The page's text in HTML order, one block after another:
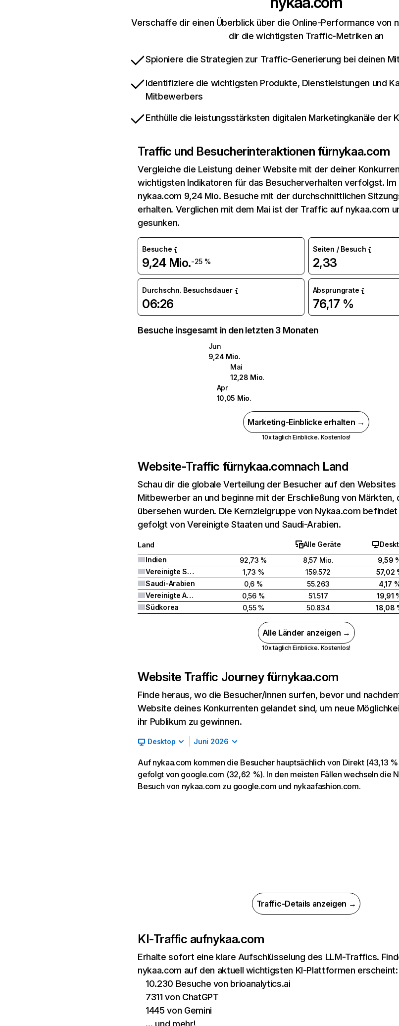
Verschaffe dir einen Überblick über die Online-Performance von
dir die wichtigsten Traffic-Metriken an
Spioniere die Strategien zur Traffic-Generierung bei deinen
Identifiziere die wichtigsten Produkte, Dienstleistungen und
Mitbewerbers
Enthülle die leistungsstärksten digitalen Marketingkanäle der
Traffic und Besucherinteraktionen fürnykaa.com
Vergleiche die Leistung deiner Website mit der deiner
wichtigsten Indikatoren für das Besucherverhalten verfolgst. Im
nykaa.com 9,24 Mio. Besuche mit der durchschnittlichen
erhalten. Verglichen mit dem Mai ist der Traffic auf nykaa.com
gesunken.
Besuche
9,24 Mio.-25 %
Seiten / Besuch
2,33
Durchschn. Besuchsdauer
06:26
Absprungrate
76,17 %
Besuche insgesamt in den letzten 3 Monaten
Jun
9,24 Mio.
Mai
12,28 Mio.
Apr
10,05 Mio.
Marketing-Einblicke erhalten →
10x täglich Einblicke. Kostenlos!
Website-Traffic fürnykaa.comnach Land
Schau dir die globale Verteilung der Besucher auf den Websites
Mitbewerber an und beginne mit der Erschließung von Märkten,
übersehen wurden. Die Kernzielgruppe von Nykaa.com befindet
gefolgt von Vereinigte Staaten und Saudi-Arabien.
Land Alle Geräte
Indien
92,73 % 8,57 Mio.
9,59
Vereinigte Staaten
1,73 % 159.572
57,02
Saudi-Arabien
0,6 % 55.263
4,17
Vereinigte Arabische Emirate
0,56 % 51.517
19,91
Südkorea
0,55 % 50.834 18,08
Alle Länder anzeigen →
10x täglich Einblicke. Kostenlos!
Website Traffic Journey fürnykaa.com
Finde heraus, wo die Besucher/innen surfen, bevor und
Website deines Konkurrenten gelandet sind, um neue
ihr Publikum zu gewinnen.
Desktop Juni 2026
Auf nykaa.com kommen die Besucher hauptsächlich von Direkt (43,13
gefolgt von google.com (32,62 %). In den meisten Fällen wechseln die
Besuch von nykaa.com zu google.com und nykaafashion.com.
Traffic-Details anzeigen →
KI-Traffic aufnykaa.com
Erhalte sofort eine klare Aufschlüsselung des LLM-Traffics.
nykaa.com auf den aktuell wichtigsten KI-Plattformen erscheint:
10.230 Besuche von brioanalytics.ai
7311 von ChatGPT
1445 von Gemini
… und mehr!